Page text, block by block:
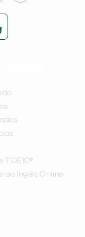
TOEIC®
de Inglês Online